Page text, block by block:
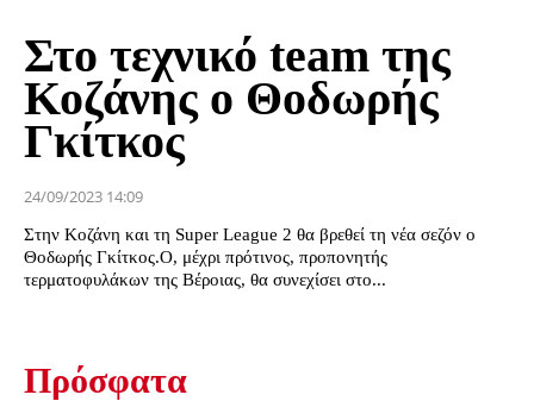
Στο τεχνικό team της
Κοζάνης ο Θοδωρής
Γκίτκος
24/09/2023 14:09
Στην Κοζάνη και τη Super League 2 θα βρεθεί τη νέα σεζόν ο
Θοδωρής Γκίτκος.Ο, μέχρι πρότινος, προπονητής
τερματοφυλάκων της Βέροιας, θα συνεχίσει στο...
Πρόσφατα